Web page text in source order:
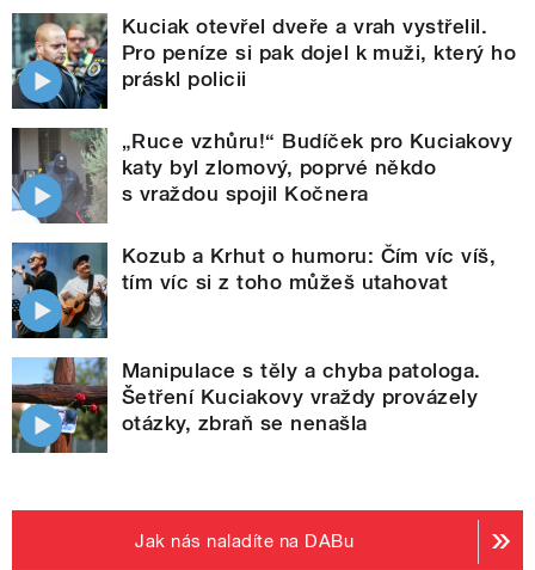
Kuciak otevřel dveře a vrah vystřelil.
Pro peníze si pak dojel k muži, který ho
práskl policii
„Ruce vzhůru!“ Budíček pro Kuciakovy
katy byl zlomový, poprvé někdo
s vraždou spojil Kočnera
Kozub a Krhut o humoru: Čím víc víš,
tím víc si z toho můžeš utahovat
Manipulace s těly a chyba patologa.
Šetření Kuciakovy vraždy provázely
otázky, zbraň se nenašla
Jak nás naladíte na DABu